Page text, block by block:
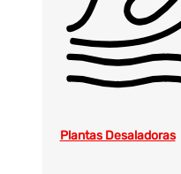
Plantas Desaladoras